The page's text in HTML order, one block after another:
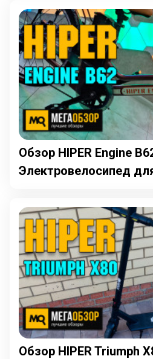
Обзор HIPER Engine
Электровелосипед
Обзор HIPER Triumph